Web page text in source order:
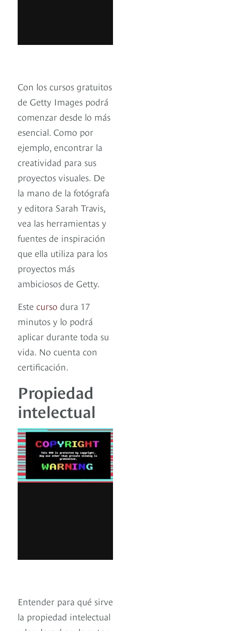
Con los cursos gratuitos
de Getty Images podrá
comenzar desde lo más
esencial. Como por
ejemplo, encontrar la
creatividad para sus
proyectos visuales. De
la mano de la fotógrafa
y editora Sarah Travis,
vea las herramientas y
fuentes de inspiración
que ella utiliza para los
proyectos más
ambiciosos de Getty.
Este curso dura 17
minutos y lo podrá
aplicar durante toda su
vida. No cuenta con
certificación.
Propiedad
intelectual
Entender para qué sirve
la propiedad intelectual